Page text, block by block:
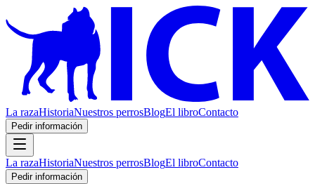
La razaHistoriaNuestros perrosBlogEl libroContacto
Pedir información
La razaHistoriaNuestros perrosBlogEl libroContacto
Pedir información